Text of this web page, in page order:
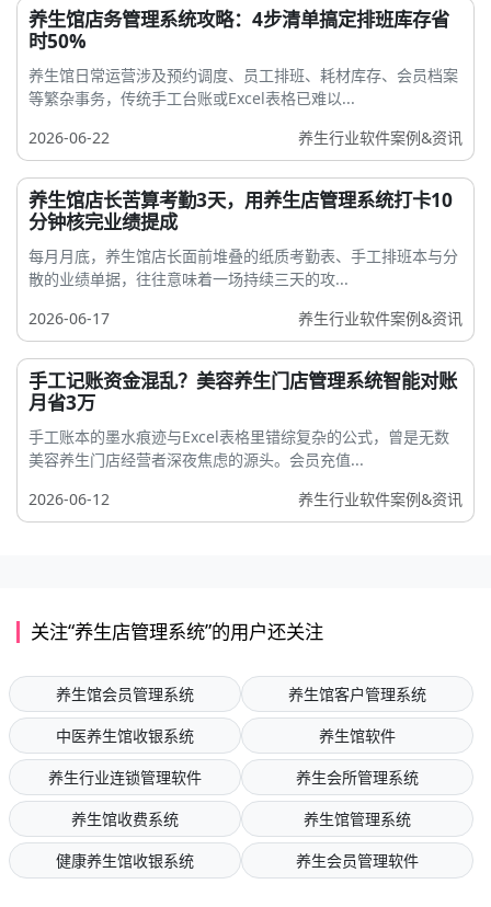
养生馆店务管理系统攻略：4步清单搞定排班库存省
时50%
养生馆日常运营涉及预约调度、员工排班、耗材库存、会员档案
等繁杂事务，传统手工台账或Excel表格已难以...
2026-06-22
养生行业软件案例&资讯
养生馆店长苦算考勤3天，用养生店管理系统打卡10
分钟核完业绩提成
每月月底，养生馆店长面前堆叠的纸质考勤表、手工排班本与分
散的业绩单据，往往意味着一场持续三天的攻...
2026-06-17
养生行业软件案例&资讯
手工记账资金混乱？美容养生门店管理系统智能对账
月省3万
手工账本的墨水痕迹与Excel表格里错综复杂的公式，曾是无数
美容养生门店经营者深夜焦虑的源头。会员充值...
2026-06-12
养生行业软件案例&资讯
关注“养生店管理系统”的用户还关注
养生馆会员管理系统
养生馆客户管理系统
中医养生馆收银系统
养生馆软件
养生行业连锁管理软件
养生会所管理系统
养生馆收费系统
养生馆管理系统
健康养生馆收银系统
养生会员管理软件